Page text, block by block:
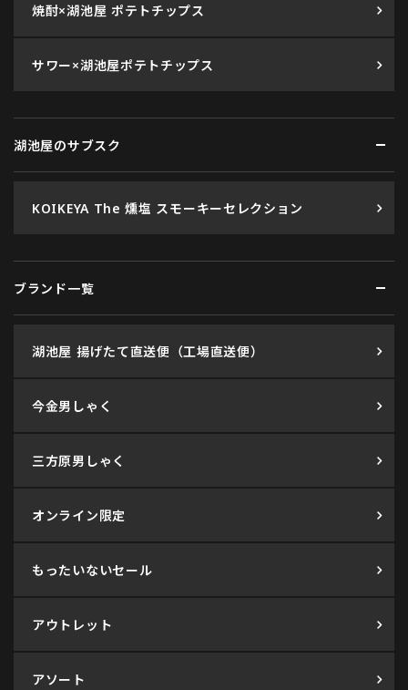
焼酎×湖池屋 ポテトチップス
サワー×湖池屋ポテトチップス
湖池屋のサブスク
KOIKEYA The 燻塩 スモーキーセレクション
ブランド一覧
湖池屋 揚げたて直送便（工場直送便）
今金男しゃく
三方原男しゃく
オンライン限定
もったいないセール
アウトレット
アソート